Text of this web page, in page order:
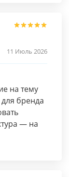
11 Июль 2026
на тему
бренда
— на